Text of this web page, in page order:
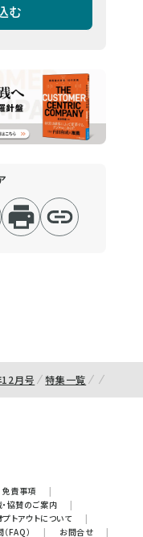
む
月号 特集一覧
免責事項
|
協賛のご案内
|
プトアウトについて
|
FAQ） | お問合せ |